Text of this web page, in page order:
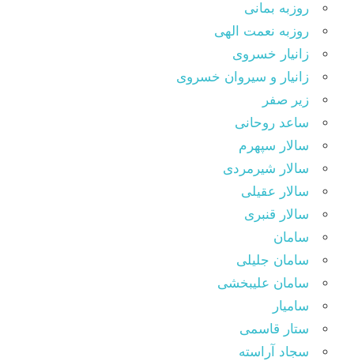
روزبه بمانی
روزبه نعمت الهی
زانیار خسروی
زانیار و سیروان خسروی
زیر صفر
ساعد روحانی
سالار سپهرم
سالار شیرمردی
سالار عقیلی
سالار قنبری
سامان
سامان جلیلی
سامان علیبخشی
سامیار
ستار قاسمی
سجاد آراسته